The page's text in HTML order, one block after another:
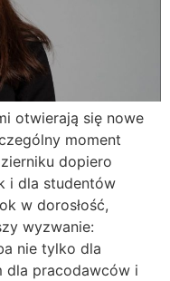
otwierają się nowe
moment
dopiero
i dla studentów
w dorosłość,
wyzwanie:
nie tylko dla
dla pracodawców i